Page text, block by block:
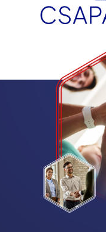
2026.02.12.
Benyújtási határidő:
regisztrációs díjat
2026. évi Roma
benyújtási
Roma nemzetiségi
valamint a civil
benyújtási határideje:
figyelmet azokra a gyakori
Az
folyamata